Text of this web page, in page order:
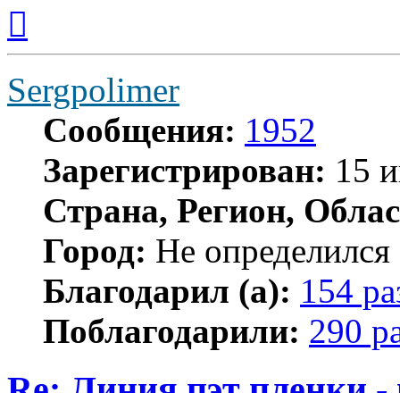
началу
Sergpolimer
Сообщения: 1952
Зарегистрирован: 15
Страна, Регион,
Город: Не определился
Благодарил (а): 154
Поблагодарили: 290